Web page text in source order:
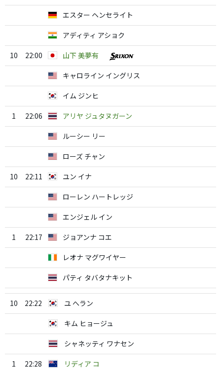
エスター ヘンセライト
アディティ アショク
10 22:00 山下 美夢有
キャロライン イングリス
イム ジンヒ
1 22:06 アリヤ ジュタヌガーン
ルーシー リー
ローズ チャン
10 22:11 ユン イナ
ローレン ハートレッジ
エンジェル イン
1 22:17 ジョアンナ コエ
レオナ マグワイヤー
パティ タバタナキット
10 22:22 ユ へラン
キム ヒョージュ
シャネッティ ワナセン
1 22:28 リディア コ